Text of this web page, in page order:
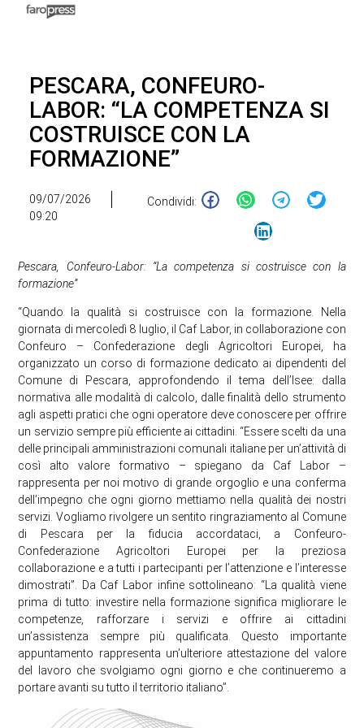
PESCARA, CONFEURO-
LABOR: “LA COMPETENZA SI
COSTRUISCE CON LA
FORMAZIONE”
09/07/2026
09:20
Condividi:
Pescara, Confeuro-Labor: “La competenza si costruisce con la
formazione”
“Quando la qualità si costruisce con la formazione. Nella
giornata di mercoledì 8 luglio, il Caf Labor, in collaborazione con
Confeuro – Confederazione degli Agricoltori Europei, ha
organizzato un corso di formazione dedicato ai dipendenti del
Comune di Pescara, approfondendo il tema dell’Isee: dalla
normativa alle modalità di calcolo, dalle finalità dello strumento
agli aspetti pratici che ogni operatore deve conoscere per offrire
un servizio sempre più efficiente ai cittadini. “Essere scelti da una
delle principali amministrazioni comunali italiane per un’attività di
così alto valore formativo – spiegano da Caf Labor –
rappresenta per noi motivo di grande orgoglio e una conferma
dell’impegno che ogni giorno mettiamo nella qualità dei nostri
servizi. Vogliamo rivolgere un sentito ringraziamento al Comune
di Pescara per la fiducia accordataci, a Confeuro-
Confederazione Agricoltori Europei per la preziosa
collaborazione e a tutti i partecipanti per l’attenzione e l’interesse
dimostrati”. Da Caf Labor infine sottolineano: “La qualità viene
prima di tutto: investire nella formazione significa migliorare le
competenze, rafforzare i servizi e offrire ai cittadini
un’assistenza sempre più qualificata. Questo importante
appuntamento rappresenta un’ulteriore attestazione del valore
del lavoro che svolgiamo ogni giorno e che continueremo a
portare avanti su tutto il territorio italiano”.